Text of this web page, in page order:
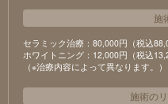
施
セラミック治療：80,000円（税込
ホワイトニング：12,000円（税込
（※治療内容によって異なります。）
施術の